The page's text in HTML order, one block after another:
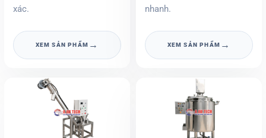
xác.
XEM SẢN PHẨM →
nhanh.
XEM SẢN PHẨM →